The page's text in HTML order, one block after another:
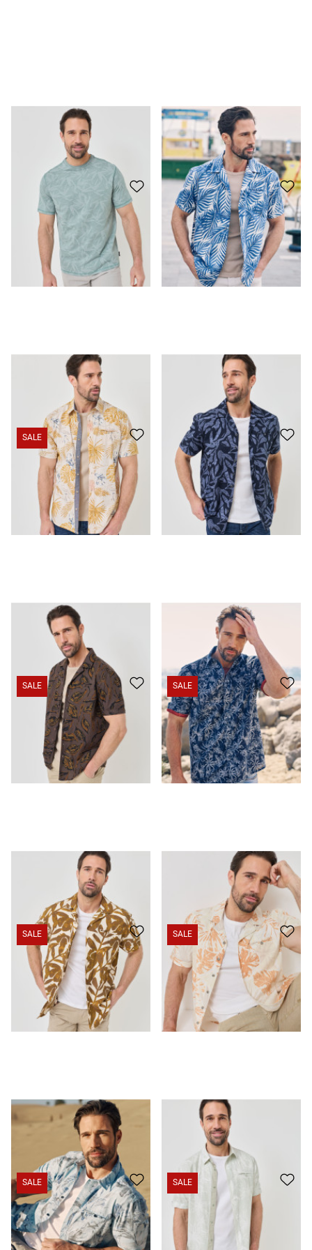
19.95 CHF Chemise légère à imprimé feuilles 29.95 CHF
Chemise d'été légère à imprimé 39.95 CHF Chemise d'été légère à imprimé 39.95 CHF
SALE
29.95 CHF Chemise d'été légère à fleurs 39.95 CHF
SALE
29.95 CHF 19.95 CHF
SALE
29.95 CHF 19.95 CHF
SALE
39.95 CHF 29.95 CHF
SALE
39.95 CHF
SALE SALE